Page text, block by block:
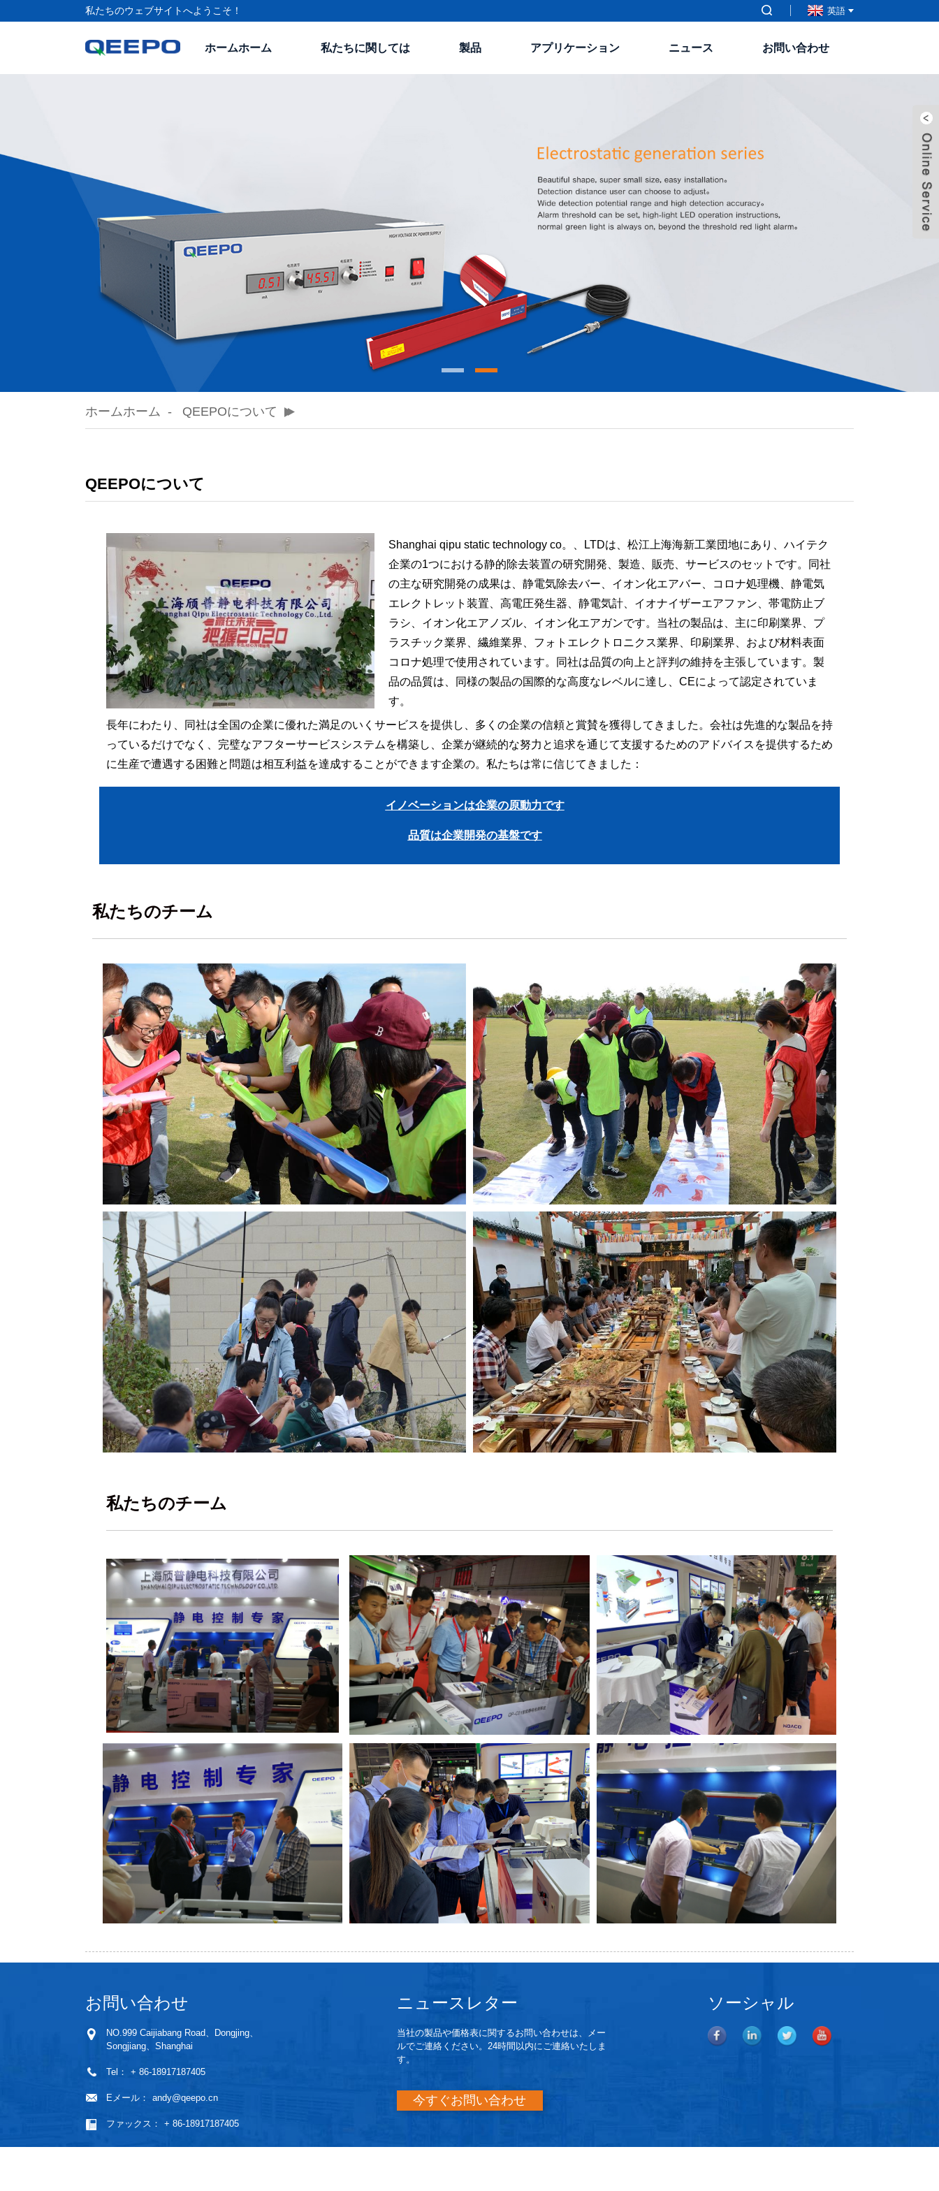
私たちのウェブサイトへようこそ！ 英語
ホームホーム 私たちに関しては 製品 アプリケーション ニュース お問い合わせ
ホームホーム QEEPOについて
QEEPOについて
Shanghai qipu static technology co。、LTDは、松江上海海新工業団地にあり、ハイテク
企業の1つにおける静的除去装置の研究開発、製造、販売、サービスのセットです。同社
の主な研究開発の成果は、静電気除去バー、イオン化エアバー、コロナ処理機、静電気
エレクトレット装置、高電圧発生器、静電気計、イオナイザーエアファン、帯電防止ブ
ラシ、イオン化エアノズル、イオン化エアガンです。当社の製品は、主に印刷業界、プ
ラスチック業界、繊維業界、フォトエレクトロニクス業界、印刷業界、および材料表面
コロナ処理で使用されています。同社は品質の向上と評判の維持を主張しています。製
品の品質は、同様の製品の国際的な高度なレベルに達し、CEによって認定されていま
す。
長年にわたり、同社は全国の企業に優れた満足のいくサービスを提供し、多くの企業の信頼と賞賛を獲得してきました。会社は先進的な製品を持
っているだけでなく、完璧なアフターサービスシステムを構築し、企業が継続的な努力と追求を通じて支援するためのアドバイスを提供するため
に生産で遭遇する困難と問題は相互利益を達成することができます企業の。私たちは常に信じてきました：
イノベーションは企業の原動力です
品質は企業開発の基盤です
私たちのチーム
私たちのチーム
お問い合わせ
NO.999 Caijiabang Road、Dongjing、
Songjiang、Shanghai
Tel： + 86-18917187405
Eメール： andy@qeepo.cn
ファックス： + 86-18917187405
ニュースレター
当社の製品や価格表に関するお問い合わせは、メー
ルでご連絡ください。24時間以内にご連絡いたしま
す。
今すぐお問い合わせ
ソーシャル